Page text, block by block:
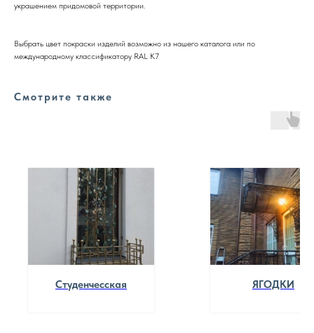
украшением придомовой территории.
Выбрать цвет покраски изделий возможно из нашего каталога или по
международному классификатору RAL K7
Смотрите также
Студенчесская ЯГОДКИ